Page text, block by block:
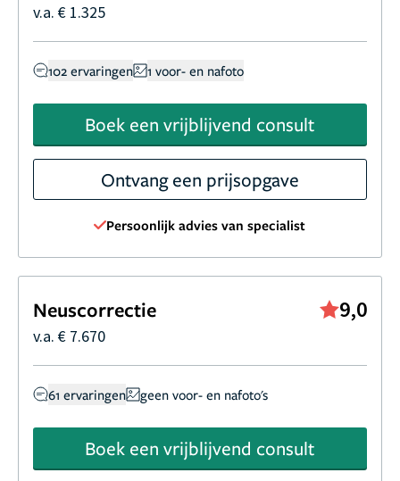
v.a. € 1.325
102 ervaringen 1 voor- en nafoto
Boek een vrijblijvend consult
Ontvang een prijsopgave
Persoonlijk advies van specialist
Neuscorrectie 9,0
v.a. € 7.670
61 ervaringen geen voor- en nafoto's
Boek een vrijblijvend consult